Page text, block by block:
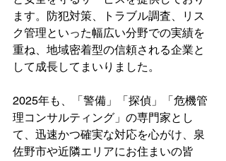
ます。防犯対策、トラブル調査、リス
ク管理といった幅広い分野での実績を
重ね、地域密着型の信頼される企業と
して成長してまいりました。
2025年も、「警備」「探偵」「危機管
理コンサルティング」の専門家とし
て、迅速かつ確実な対応を心がけ、泉
佐野市や近隣エリアにお住まいの皆